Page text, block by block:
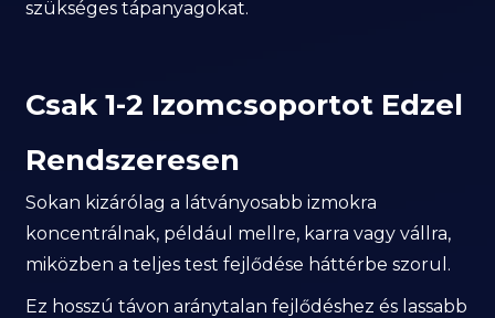
szükséges tápanyagokat.
Csak 1-2 Izomcsoportot Edzel
Rendszeresen
Sokan kizárólag a látványosabb izmokra
koncentrálnak, például mellre, karra vagy vállra,
miközben a teljes test fejlődése háttérbe szorul.
Ez hosszú távon aránytalan fejlődéshez és lassabb